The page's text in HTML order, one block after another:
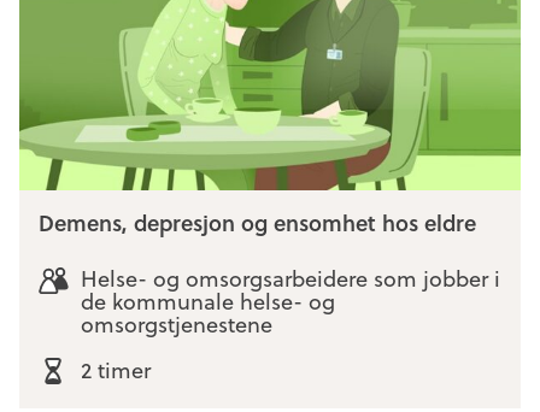
Demens, depresjon og ensomhet hos eldre
Helse- og omsorgsarbeidere som jobber i
de kommunale helse- og
omsorgstjenestene
2 timer